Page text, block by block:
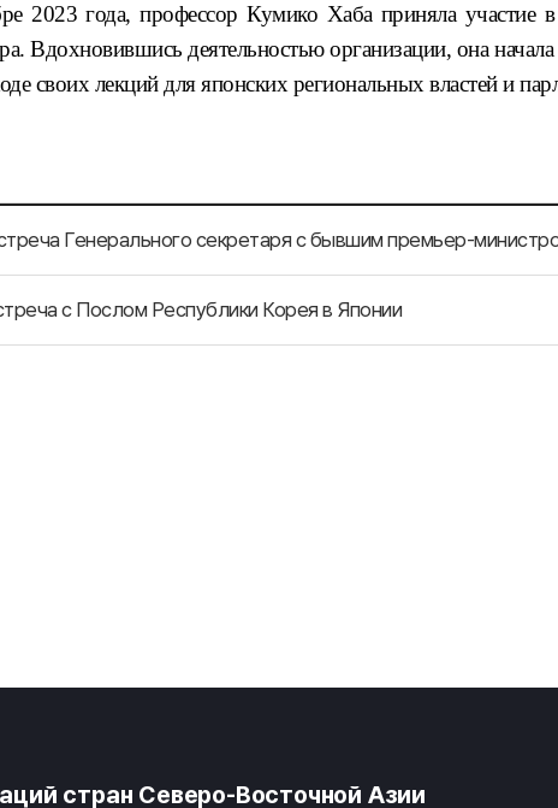
2023 года, профессорКумико Хабаприняла участие
Вдохновившись деятельностью организации, она начала
своих лекций для японских региональных властей и
Генерального секретаря с бывшим премьер-
с Послом Республики Корея в Японии
стран Северо-Восточной Азии